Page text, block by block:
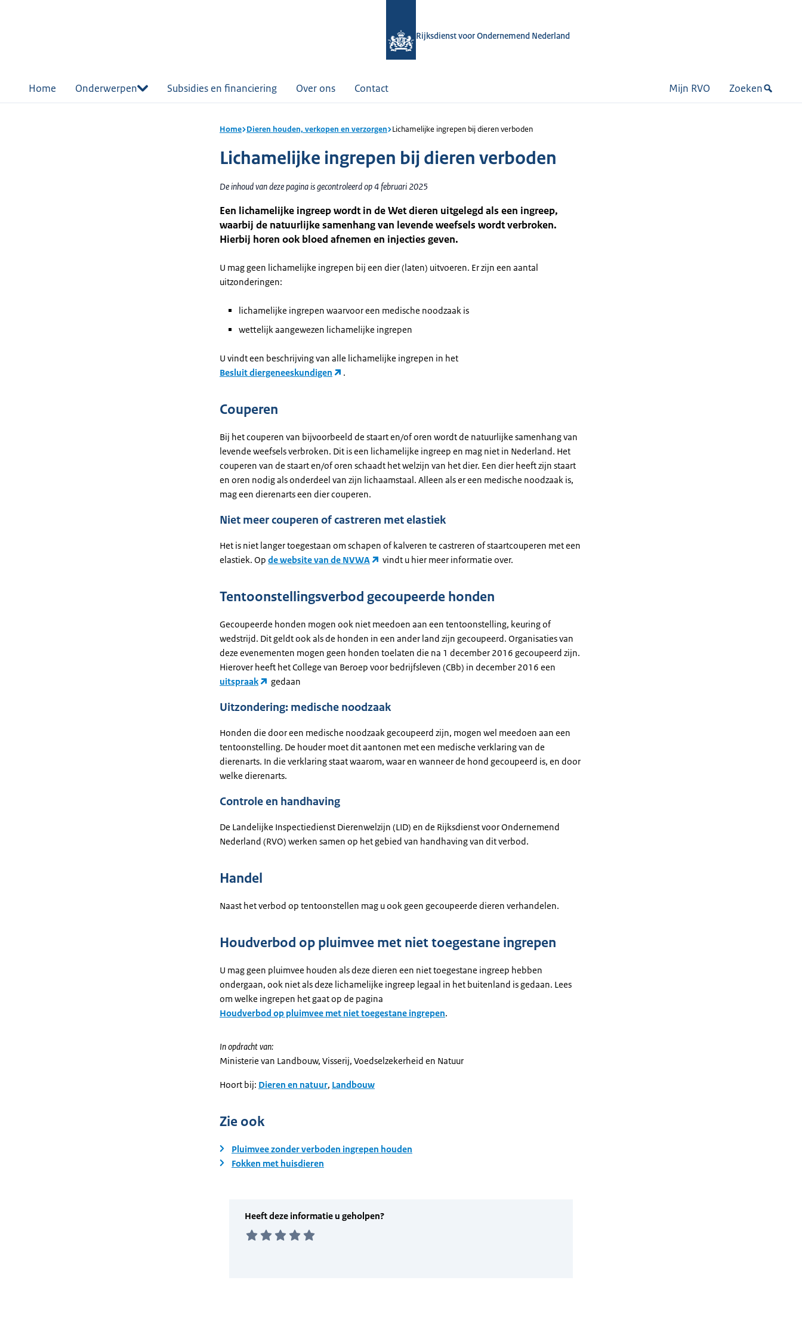
Rijksdienst voor Ondernemend Nederland
Home Onderwerpen Subsidies en financiering Over ons Contact Mijn RVO Zoeken
Home Dieren houden, verkopen en verzorgen Lichamelijke ingrepen bij dieren verboden
Lichamelijke ingrepen bij dieren verboden
De inhoud van deze pagina is gecontroleerd op 4 februari 2025
Een lichamelijke ingreep wordt in de Wet dieren uitgelegd als een ingreep,
waarbij de natuurlijke samenhang van levende weefsels wordt verbroken.
Hierbij horen ook bloed afnemen en injecties geven.
U mag geen lichamelijke ingrepen bij een dier (laten) uitvoeren. Er zijn een aantal
uitzonderingen:
lichamelijke ingrepen waarvoor een medische noodzaak is
wettelijk aangewezen lichamelijke ingrepen
U vindt een beschrijving van alle lichamelijke ingrepen in het
Besluit diergeneeskundigen
.
Couperen
Bij het couperen van bijvoorbeeld de staart en/of oren wordt de natuurlijke samenhang van
levende weefsels verbroken. Dit is een lichamelijke ingreep en mag niet in Nederland. Het
couperen van de staart en/of oren schaadt het welzijn van het dier. Een dier heeft zijn staart
en oren nodig als onderdeel van zijn lichaamstaal. Alleen als er een medische noodzaak is,
mag een dierenarts een dier couperen.
Niet meer couperen of castreren met elastiek
Het is niet langer toegestaan om schapen of kalveren te castreren of staartcouperen met een
elastiek. Op de website van de NVWA vindt u hier meer informatie over.
Tentoonstellingsverbod gecoupeerde honden
Gecoupeerde honden mogen ook niet meedoen aan een tentoonstelling, keuring of
wedstrijd. Dit geldt ook als de honden in een ander land zijn gecoupeerd. Organisaties van
deze evenementen mogen geen honden toelaten die na 1 december 2016 gecoupeerd zijn.
Hierover heeft het College van Beroep voor bedrijfsleven (CBb) in december 2016 een
uitspraak
gedaan
Uitzondering: medische noodzaak
Honden die door een medische noodzaak gecoupeerd zijn, mogen wel meedoen aan een
tentoonstelling. De houder moet dit aantonen met een medische verklaring van de
dierenarts. In die verklaring staat waarom, waar en wanneer de hond gecoupeerd is, en door
welke dierenarts.
Controle en handhaving
De Landelijke Inspectiedienst Dierenwelzijn (LID) en de Rijksdienst voor Ondernemend
Nederland (RVO) werken samen op het gebied van handhaving van dit verbod.
Handel
Naast het verbod op tentoonstellen mag u ook geen gecoupeerde dieren verhandelen.
Houdverbod op pluimvee met niet toegestane ingrepen
U mag geen pluimvee houden als deze dieren een niet toegestane ingreep hebben
ondergaan, ook niet als deze lichamelijke ingreep legaal in het buitenland is gedaan. Lees
om welke ingrepen het gaat op de pagina
Houdverbod op pluimvee met niet toegestane ingrepen.
In opdracht van:
Ministerie van Landbouw, Visserij, Voedselzekerheid en Natuur
Hoort bij: Dieren en natuur, Landbouw
Zie ook
Pluimvee zonder verboden ingrepen houden
Fokken met huisdieren